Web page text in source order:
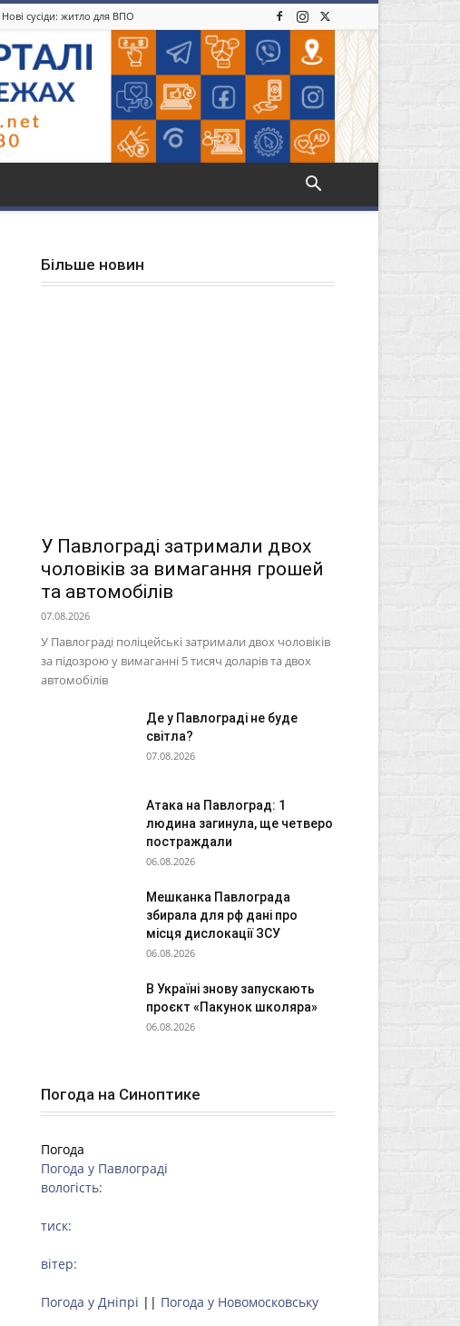
Нові сусіди: житло для ВПО
Більше новин
У Павлограді затримали двох
чоловіків за вимагання грошей
та автомобілів
07.08.2026
У Павлограді поліцейські затримали двох чоловіків
за підозрою у вимаганні 5 тисяч доларів та двох
автомобілів
Де у Павлограді не буде
світла?
07.08.2026
Атака на Павлоград: 1
людина загинула, ще четверо
постраждали
06.08.2026
Мешканка Павлограда
збирала для рф дані про
місця дислокації ЗСУ
06.08.2026
В Україні знову запускають
проєкт «Пакунок школяра»
06.08.2026
Погода на Синоптике
Погода
Погода у Павлограді
вологість:
тиск:
вітер:
Погода у Дніпрі || Погода у Новомосковську